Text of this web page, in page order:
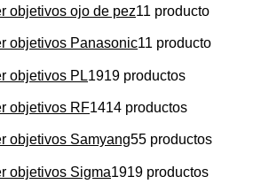
objetivos ojo de pez11 producto
objetivos Panasonic11 producto
objetivos PL1919 productos
objetivos RF1414 productos
objetivos Samyang55 productos
objetivos Sigma1919 productos